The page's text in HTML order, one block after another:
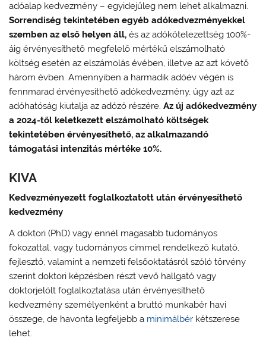
adóalap kedvezmény – egyidejűleg nem lehet alkalmazni.
Sorrendiség tekintetében egyéb adókedvezményekkel
szemben az első helyen áll, és az adókötelezettség 100%-
áig érvényesíthető megfelelő mértékű elszámolható
költség esetén az elszámolás évében, illetve az azt követő
három évben. Amennyiben a harmadik adóév végén is
fennmarad érvényesíthető adókedvezmény, úgy azt az
adóhatóság kiutalja az adózó részére.Az új adókedvezmény
a 2024-től keletkezett elszámolható költségek
tekintetében érvényesíthető, az alkalmazandó
támogatási intenzitás mértéke 10%.
KIVA
Kedvezményezett foglalkoztatott után érvényesíthető
kedvezmény
A doktori (PhD) vagy ennél magasabb tudományos
fokozattal, vagy tudományos címmel rendelkező kutató,
fejlesztő, valamint a nemzeti felsőoktatásról szóló törvény
szerint doktori képzésben részt vevő hallgató vagy
doktorjelölt foglalkoztatása után érvényesíthető
kedvezmény személyenként a bruttó munkabér havi
összege, de havonta legfeljebb a minimálbér kétszerese
lehet.